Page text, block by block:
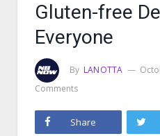
Gluten-free
Everyone
By LANOTTA
Comments
Share